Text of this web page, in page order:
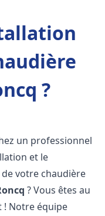
?
un professionnel
et le
votre chaudière
? Vous êtes au
! Notre équipe